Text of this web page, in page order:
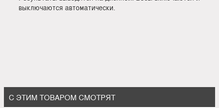
выключаются автоматически.
С ЭТИМ ТОВАРОМ СМОТРЯТ